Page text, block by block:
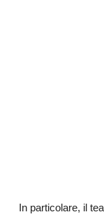
In particolare, il